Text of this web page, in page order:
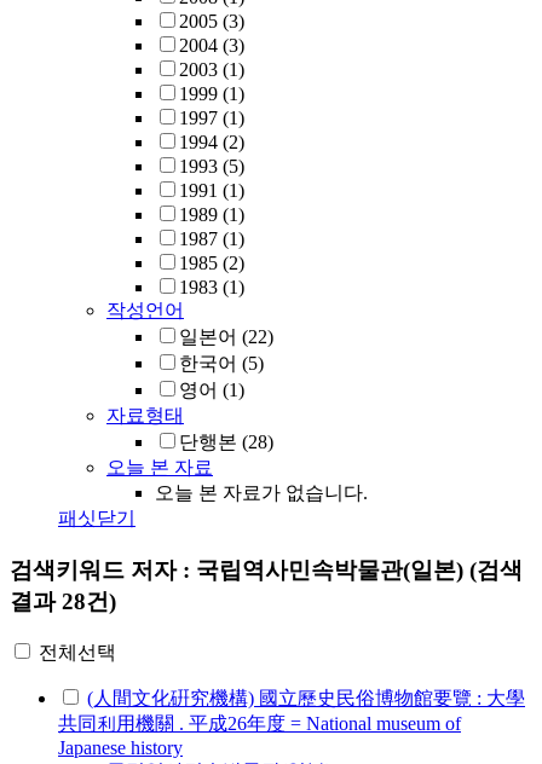
2005 (3)
2004 (3)
2003 (1)
1999 (1)
1997 (1)
1994 (2)
1993 (5)
1991 (1)
1989 (1)
1987 (1)
1985 (2)
1983 (1)
작성언어
일본어 (22)
한국어 (5)
영어 (1)
자료형태
단행본 (28)
오늘 본 자료
오늘 본 자료가 없습니다.
패싯닫기
검색키워드 저자 : 국립역사민속박물관(일본) (검색
결과 28건)
전체선택
(人間文化硏究機構) 國立歷史民俗博物館要覽 : 大學
共同利用機關 . 平成26年度 = National museum of
Japanese history